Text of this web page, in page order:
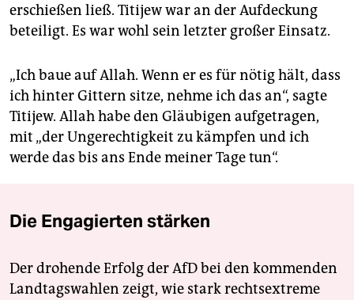
erschießen ließ. Titijew war an der Aufdeckung
beteiligt. Es war wohl sein letzter großer Einsatz.
„Ich baue auf Allah. Wenn er es für nötig hält, dass
ich hinter Gittern sitze, nehme ich das an“, sagte
Titijew. Allah habe den Gläubigen aufgetragen,
mit „der Ungerechtigkeit zu kämpfen und ich
werde das bis ans Ende meiner Tage tun“.
Die Engagierten stärken
Der drohende Erfolg der AfD bei den kommenden
Landtagswahlen zeigt, wie stark rechtsextreme